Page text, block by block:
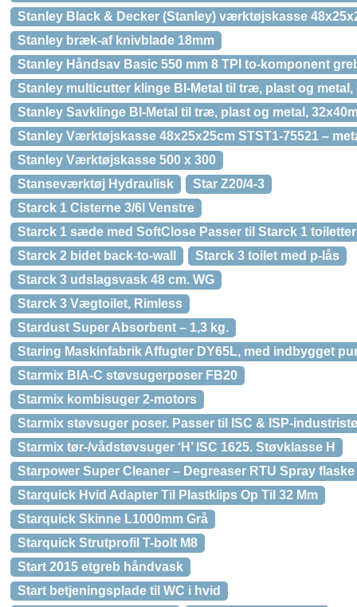
Stanley Black & Decker (Stanley) værktøjskasse
Stanley bræk-af knivblade 18mm
Stanley Håndsav Basic 550 mm 8 TPI to-komponent
Stanley multicutter klinge BI-Metal til træ, plast og metal,
Stanley Savklinge BI-Metal til træ, plast og metal,
Stanley Værktøjskasse 48x25x25cm STST1-75521 –
Stanley Værktøjskasse 500 x 300
Stanseværktøj Hydraulisk
Star Z20/4-3
Starck 1 Cisterne 3/6l Venstre
Starck 1 sæde med SoftClose Passer til Starck 1 toiletter
Starck 2 bidet back-to-wall
Starck 3 toilet med p-lås
Starck 3 udslagsvask 48 cm. WG
Starck 3 Vægtoilet, Rimless
Stardust Super Absorbent – 1,3 kg.
Staring Maskinfabrik Affugter DY65L, med indbygget
Starmix BIA-C støvsugerposer FB20
Starmix kombisuger 2-motors
Starmix støvsuger poser. Passer til ISC & ISP-
Starmix tør-/vådstøvsuger ‘H’ ISC 1625. Støvklasse H
Starpower Super Cleaner – Degreaser RTU Spray flaske
Starquick Hvid Adapter Til Plastklips Op Til 32 Mm
Starquick Skinne L1000mm Grå
Starquick Strutprofil T-bolt M8
Start 2015 etgreb håndvask
Start betjeningsplade til WC i hvid